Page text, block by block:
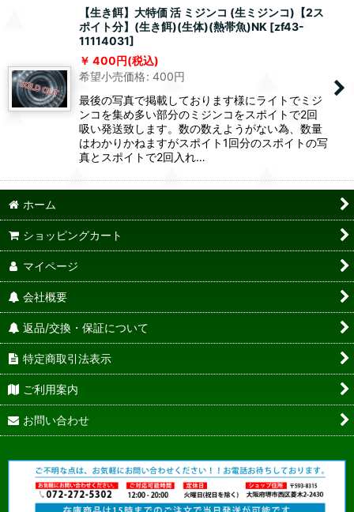
【生き餌】大特価 活 ミジンコ (生ミジンコ)【2ス
ポイト分】(生き餌)(生体)(熱帯魚)NK [zf43-
11114031]
400円(税込)
希望小売価格: 400円
最後の写真で掲載しております様にライトでミジ
ンコを集め多い部分のミジンコをスポイトで2回
吸い発送致します。数の数えようがない為、数量
はわかりかねますがスポイト1回分のスポイトの写
真とスポイトで2回入れ…
ホーム
ショッピングカート
マイページ
会社概要
返品/交換・保証について
特定商取引法表示
ご利用案内
お問い合わせ